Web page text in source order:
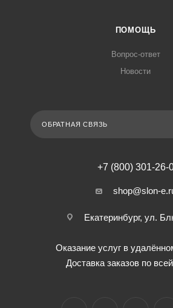
ПОМОЩЬ
Вопрос-ответ
Новости
ОБРАТНАЯ СВЯЗЬ
+7 (800) 301-26-
shop@slon-
Екатеринбург, ул.
Оказание услуг в
Доставка заказов по